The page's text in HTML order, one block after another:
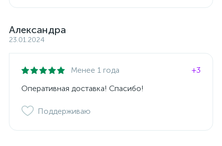
Александра
23.01.2024
Менее 1 года
+3
Оперативная доставка! Спасибо!
Поддерживаю